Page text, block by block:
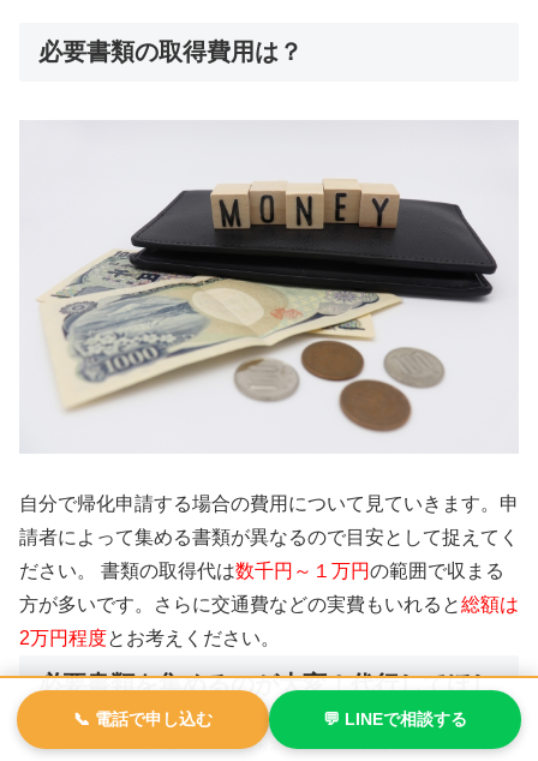
必要書類の取得費用は？
自分で帰化申請する場合の費用について見ていきます。 申
請者によって集める書類が異なるので目安として捉えてく
ださい。
書類の取得代は数千円～１万円の範囲で収まる
方が多いです。
さらに交通費などの実費もいれると総額は
2万円程度とお考えください。
必要書類を集めるのが大変！代行してほし
い方📞 電話で申し込む 💬 LINEで相談する
メニュー ホーム 検索 トップ サイドバー